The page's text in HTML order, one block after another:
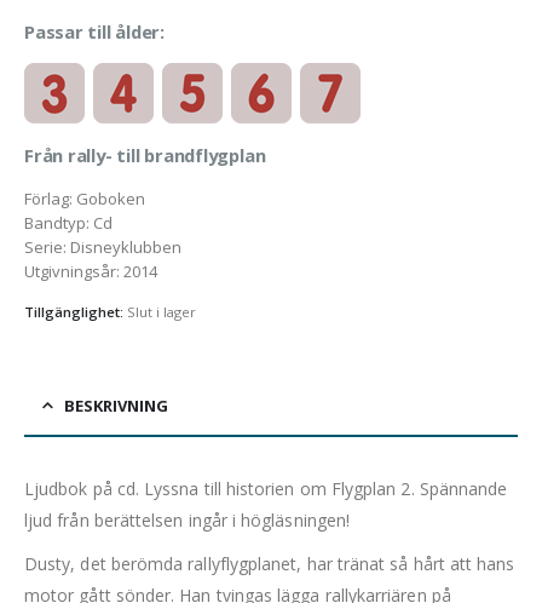
Passar till ålder:
Från rally- till brandflygplan
Förlag: Goboken
Bandtyp: Cd
Serie: Disneyklubben
Utgivningsår: 2014
Tillgänglighet: Slut i lager
BESKRIVNING
Ljudbok på cd. Lyssna till historien om Flygplan 2. Spännande
ljud från berättelsen ingår i högläsningen!
Dusty, det berömda rallyflygplanet, har tränat så hårt att hans
motor gått sönder. Han tvingas lägga rallykarriären på